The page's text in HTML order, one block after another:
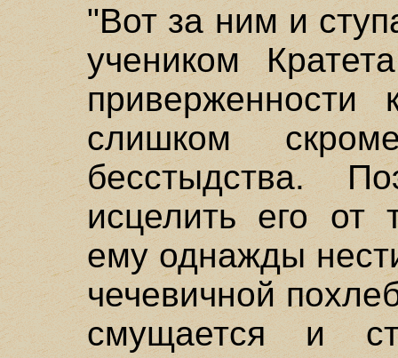
"Вот за ним и
учеником
слишком
бесстыдства.
исцелить его от
ему однажды
чечевичной
смущается и